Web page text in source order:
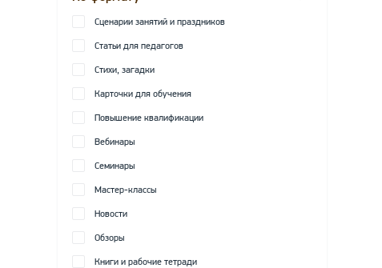
Сценарии занятий и праздников
Статьи для педагогов
Стихи, загадки
Карточки для обучения
Повышение квалификации
Вебинары
Семинары
Мастер-классы
Новости
Обзоры
Книги и рабочие тетради